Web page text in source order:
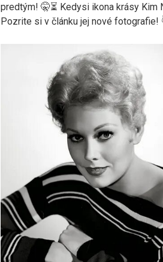
predtým! 🤫⏳ Kedysi ikona krásy
Pozrite si v článku jej nové fotografie!